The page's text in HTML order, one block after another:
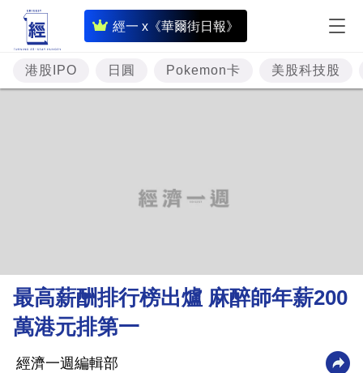
經一 x《華爾街日報》
即
時
財
經
理
財
商
業
港股IPO 日圓 Pokemon卡 美股科技股
最高薪酬排行榜出爐 麻醉師年薪200
萬港元排第一
經濟一週編輯部